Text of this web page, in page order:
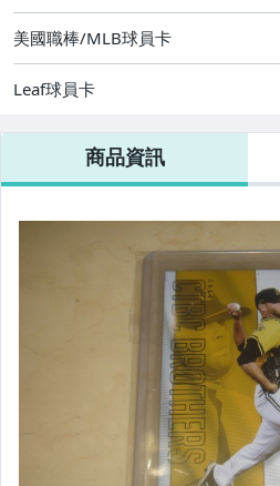
美國職棒/MLB球員卡
Leaf球員卡
商品資訊